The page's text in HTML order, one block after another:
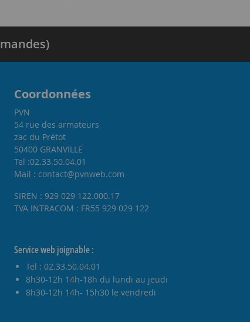
Coordonnées
PVN
54 rue des armateurs
zac du Prétot
50400 GRANVILLE
Tel :02.33.50.04.01
Mail : contact@pvnweb.com
SIREN : 929 029 122.000.17
TVA INTRACOM : FR55 929 029 122
Service web joignable :
Tel : 02.33.50.04.01
8h30-12h 14h-18h du lundi au jeudi
8h30-12h 14h- 15h30 le vendredi